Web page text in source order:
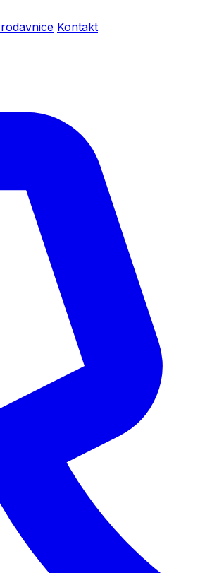
Kontakt